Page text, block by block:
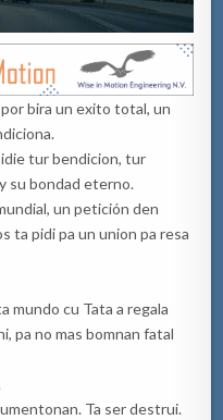
bira un exito total, un
tur bendicion, tur
su bondad eterno.
un petición den
ta pidi pa un union pa resa
mundo cu Tata a regala
pa no mas bomnan fatal
Ta ser destrui.